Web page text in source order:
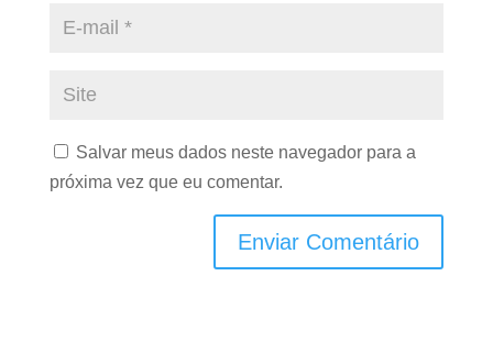
Salvar meus dados neste navegador para a
próxima vez que eu comentar.